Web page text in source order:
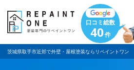
口コミ総数
40 件
茨城県取手市近郊で外壁・屋根塗装ならリペイントワン